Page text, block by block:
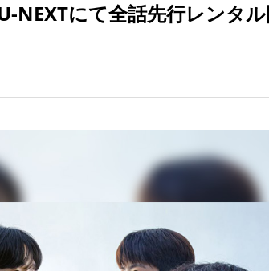
NEXTにて全話先行レンタ